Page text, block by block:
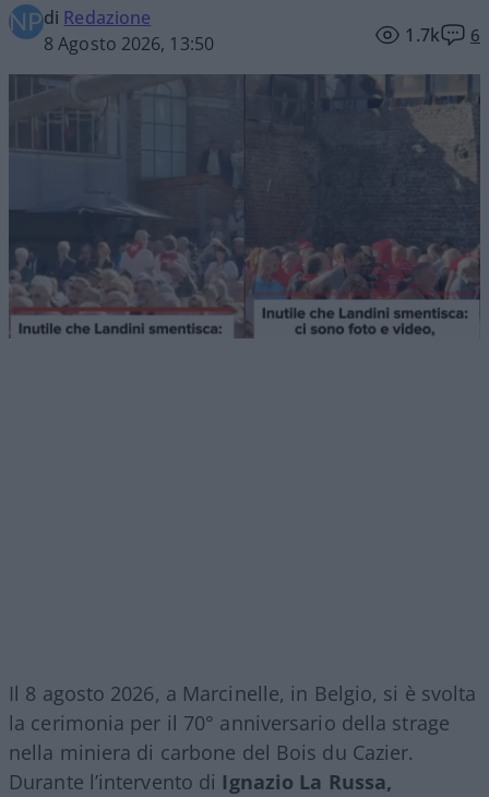
di Redazione
8 Agosto 2026, 13:50
1.7k 6
Il 8 agosto 2026, a Marcinelle, in Belgio, si è svolta
la cerimonia per il 70° anniversario della strage
nella miniera di carbone del Bois du Cazier.
Durante l’intervento di Ignazio La Russa,